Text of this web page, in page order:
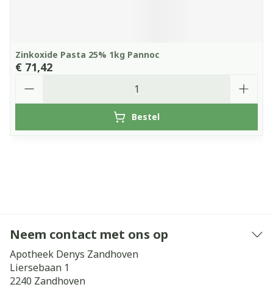
Zinkoxide Pasta 25% 1kg Pannoc
€ 71,42
Bestel
Neem contact met ons op
Apotheek Denys Zandhoven
Liersebaan 1
2240 Zandhoven